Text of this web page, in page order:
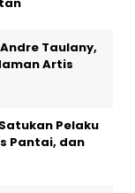
Taulany,
Artis
Pelaku
Pantai, dan